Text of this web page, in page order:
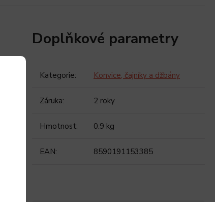
Doplňkové parametry
Kategorie: Konvice, čajníky a džbány
Záruka: 2 roky
Hmotnost: 0.9 kg
EAN: 8590191153385